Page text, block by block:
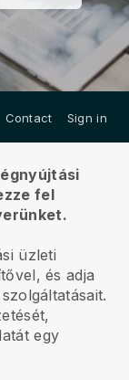
Contact Sign in
fel
üzleti
és adja
egy